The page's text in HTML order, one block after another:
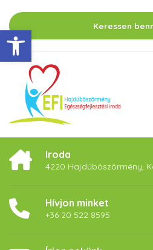
EszköztárKeressen
Iroda
4220 Hajdúböszörmény,
Hívjon minket
+36 20 522 8595